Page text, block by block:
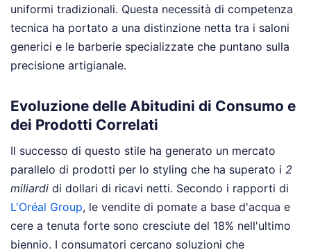
uniformi tradizionali. Questa necessità di competenza
tecnica ha portato a una distinzione netta tra i saloni
generici e le barberie specializzate che puntano sulla
precisione artigianale.
Evoluzione delle Abitudini di Consumo e
dei Prodotti Correlati
Il successo di questo stile ha generato un mercato
parallelo di prodotti per lo styling che ha superato i 2
miliardi di dollari di ricavi netti. Secondo i rapporti di
L'Oréal Group, le vendite di pomate a base d'acqua e
cere a tenuta forte sono cresciute del 18% nell'ultimo
biennio. I consumatori cercano soluzioni che